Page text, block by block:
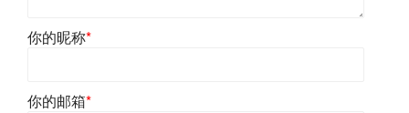
你的昵称*
你的邮箱*